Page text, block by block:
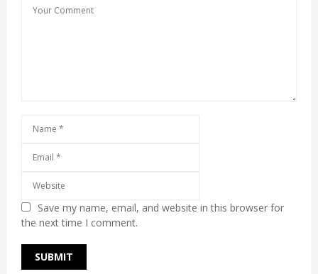
Save my name, email, and website in this browser for
the next time I comment.